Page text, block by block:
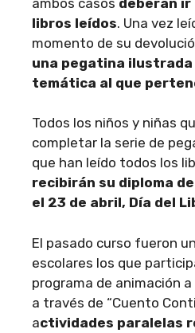
libros leídos. Una vez
momento de su
una pegatina ilustrada
temática al que
Todos los niños y niñas
completar la serie de
que han leído todos los
recibirán su diploma
el 23 de abril, Día del
El pasado curso fueron
escolares los que
programa de animación
a través de “Cuento
actividades paralelas